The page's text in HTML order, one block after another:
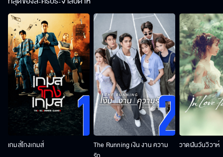
เกมส์โกงเกมส์
The Running เงิน งาน ความ
วาดฝันวันวิวาห์